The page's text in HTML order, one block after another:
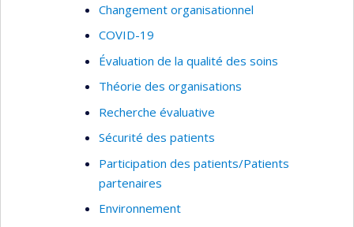
Santé publique
Utilisation des services de santé
Prestation de services de santé
Services de première ligne
Analyse et évaluation des politiques sur les
services de santé
Changement organisationnel
COVID-19
Évaluation de la qualité des soins
Théorie des organisations
Recherche évaluative
Sécurité des patients
Participation des patients/Patients
partenaires
Environnement